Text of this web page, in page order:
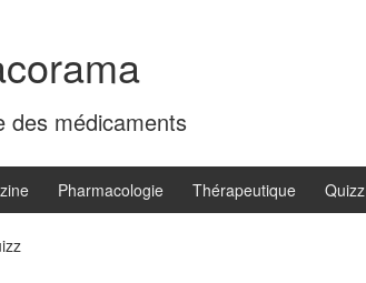
des médicaments
Pharmacologie Thérapeutique Quizz